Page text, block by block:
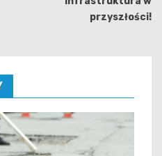
przyszłości!